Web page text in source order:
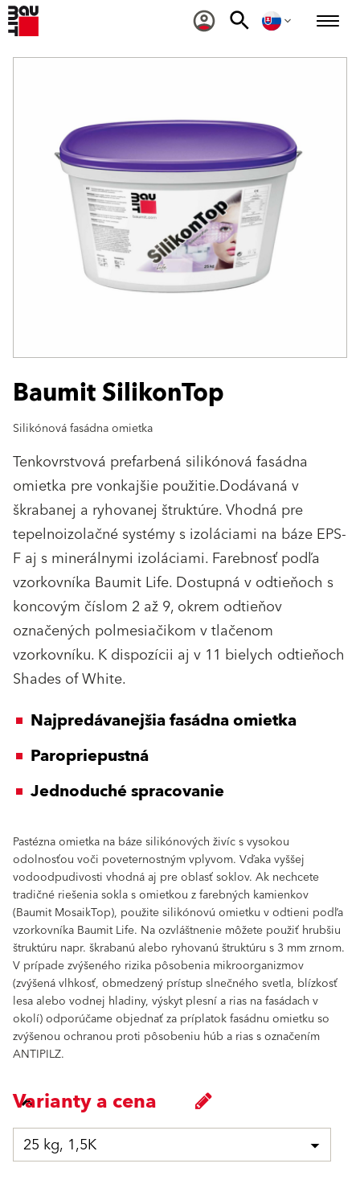
Baumit SilikonTop
Silikónová fasádna omietka
Tenkovrstvová prefarbená silikónová fasádna
omietka pre vonkajšie použitie.Dodávaná v
škrabanej a ryhovanej štruktúre. Vhodná pre
tepelnoizolačné systémy s izoláciami na báze EPS-
F aj s minerálnymi izoláciami. Farebnosť podľa
vzorkovníka Baumit Life. Dostupná v odtieňoch s
koncovým číslom 2 až 9, okrem odtieňov
označených polmesiačikom v tlačenom
vzorkovníku. K dispozícii aj v 11 bielych odtieňoch
Shades of White.
Najpredávanejšia fasádna omietka
Paropriepustná
Jednoduché spracovanie
Pastézna omietka na báze silikónových živíc s vysokou
odolnosťou voči poveternostným vplyvom. Vďaka vyššej
vodoodpudivosti vhodná aj pre oblasť soklov. Ak nechcete
tradičné riešenia sokla s omietkou z farebných kamienkov
(Baumit MosaikTop), použite silikónovú omietku v odtieni podľa
vzorkovníka Baumit Life. Na ozvláštnenie môžete použiť hrubšiu
štruktúru napr. škrabanú alebo ryhovanú štruktúru s 3 mm zrnom.
V prípade zvýšeného rizika pôsobenia mikroorganizmov
(zvýšená vlhkosť, obmedzený prístup slnečného svetla, blízkosť
lesa alebo vodnej hladiny, výskyt plesní a rias na fasádach v
okolí) odporúčame objednať za príplatok fasádnu omietku so
zvýšenou ochranou proti pôsobeniu húb a rias s označením
ANTIPILZ.
Varianty a cena
25 kg, 1,5K